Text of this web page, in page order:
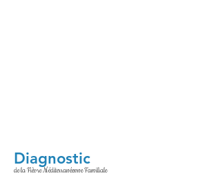
Diagnostic
de la Fièvre Méditerranéenne Familiale